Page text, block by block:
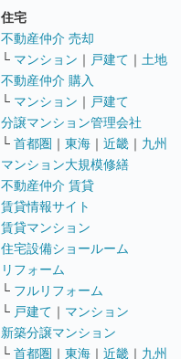
住宅
不動産仲介 売却
└ マンション ｜ 戸建て ｜ 土地
不動産仲介 購入
└ マンション ｜ 戸建て
分譲マンション管理会社
└ 首都圏 ｜ 東海 ｜ 近畿 ｜ 九州
マンション大規模修繕
不動産仲介 賃貸
賃貸情報サイト
賃貸マンション
住宅設備ショールーム
リフォーム
└ フルリフォーム
└ 戸建て ｜ マンション
新築分譲マンション
└ 首都圏 ｜ 東海 ｜ 近畿 ｜ 九州